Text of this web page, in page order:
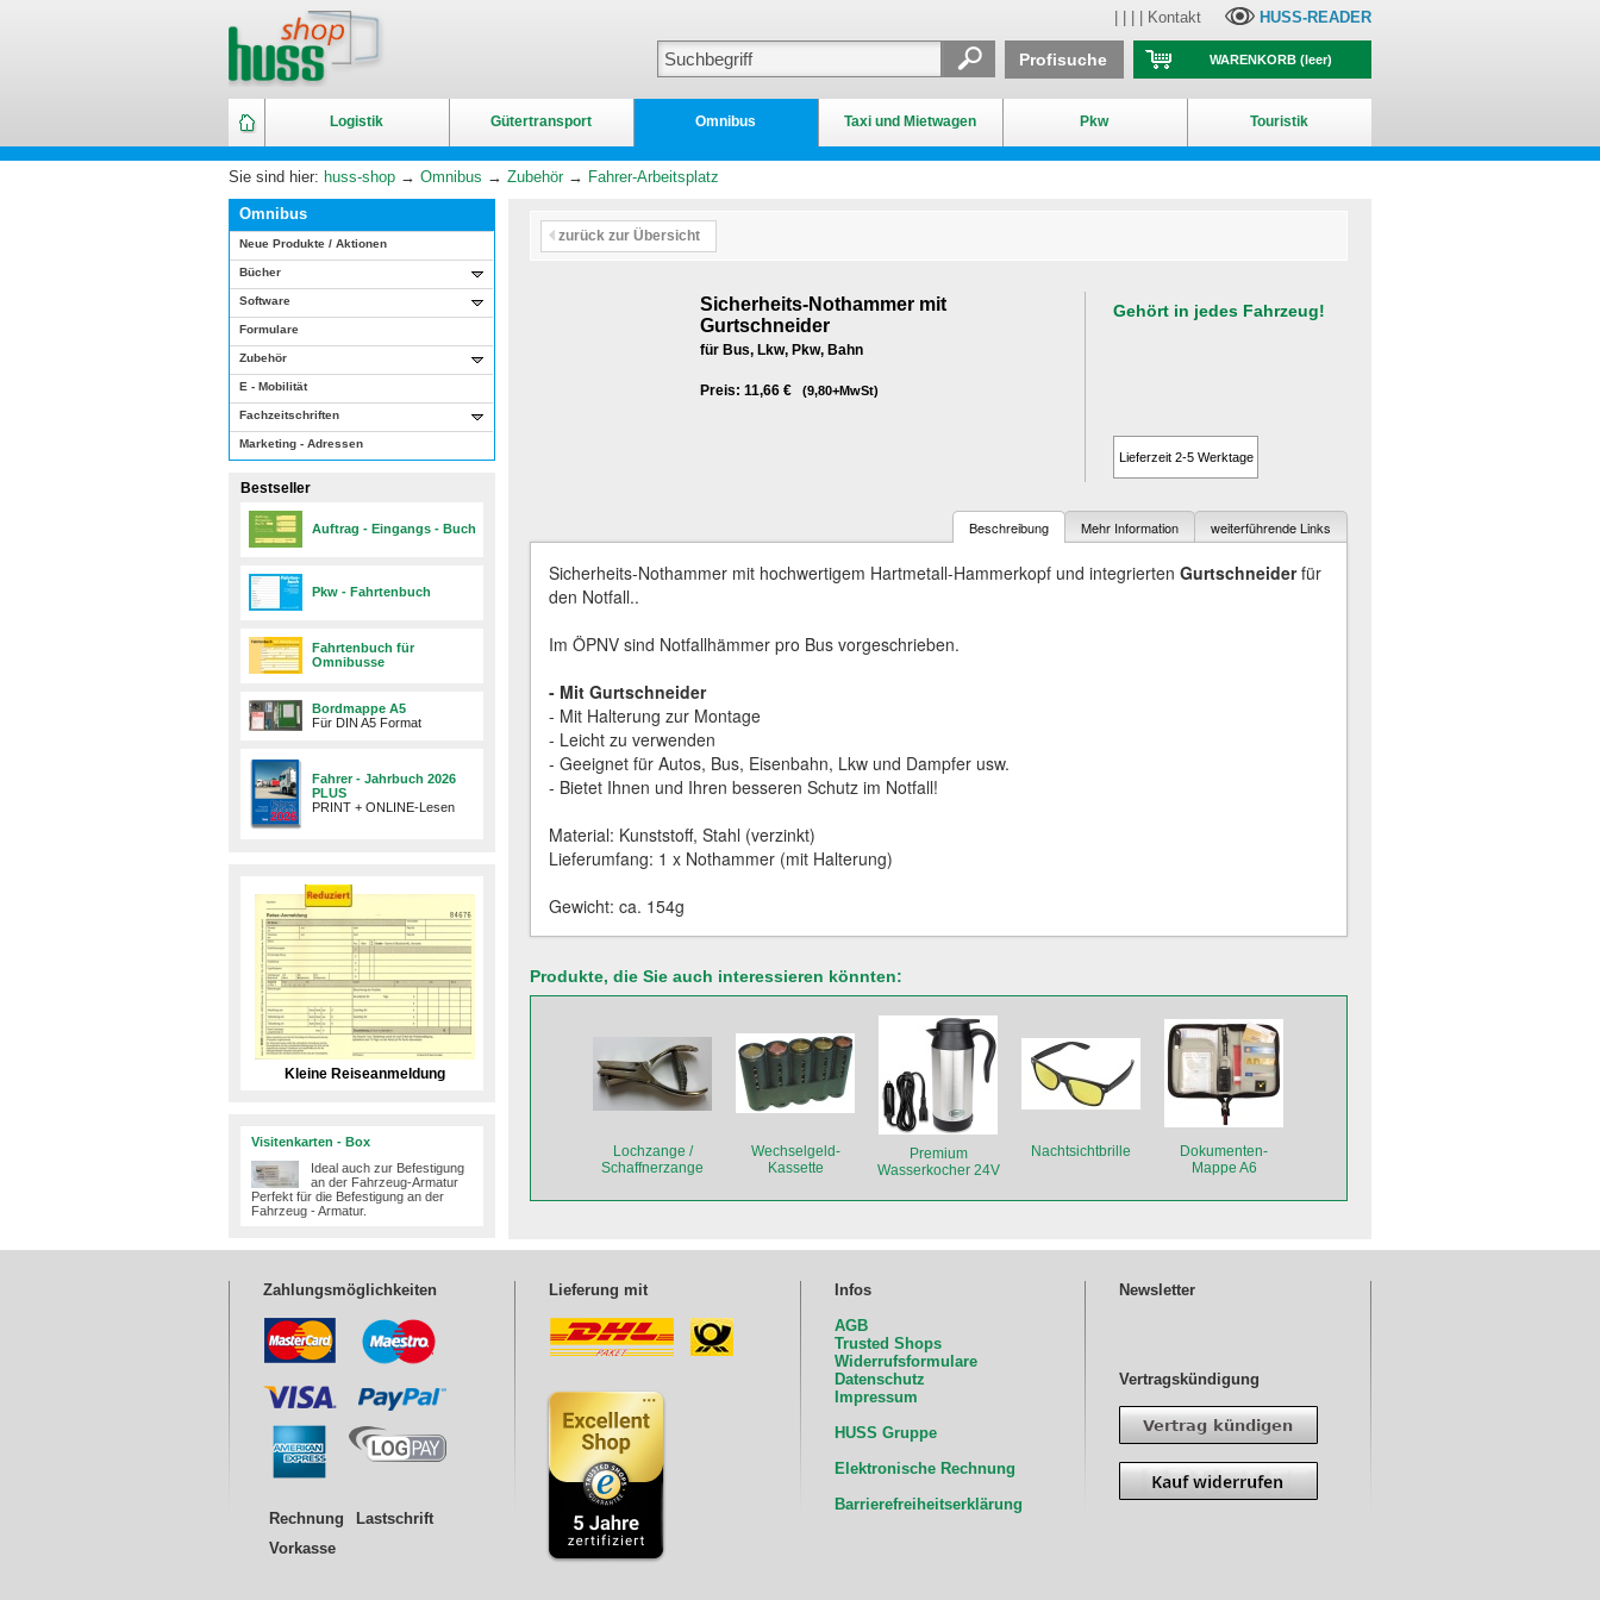
Logistik Gütertransport Omnibus Taxi und Mietwagen Pkw Touristik
Kontakt HUSS-READER
WARENKORB(leer)
Profisuche
Sie sind hier: huss-shop → Omnibus → Zubehör→ Fahrer-Arbeitsplatz
Omnibus
Neue Produkte / Aktionen
Bücher
Software
Formulare
Zubehör
E - Mobilität
Fachzeitschriften
Marketing - Adressen
Bestseller
Auftrag - Eingangs - Buch
Pkw - Fahrtenbuch
Fahrtenbuch für
Omnibusse
Bordmappe A5
Für DIN A5 Format
Fahrer - Jahrbuch 2026
PLUS
PRINT + ONLINE-Lesen
Kleine Reiseanmeldung
Visitenkarten - Box
Ideal auch zur Befestigung
an der Fahrzeug-Armatur
Perfekt für die Befestigung an der
Fahrzeug - Armatur.​
zurück zur Übersicht
Sicherheits-Nothammer mit
Gurtschneider
für Bus, Lkw, Pkw, Bahn
Preis: 11,66 € (9,80+MwSt)
Gehört in jedes Fahrzeug!
Lieferzeit 2-5 Werktage
Beschreibung Mehr Information weiterführende Links
Sicherheits-Nothammer mit hochwertigem Hartmetall-Hammerkopf und integrierten Gurtschneiderfür
den Notfall..
Im ÖPNV sind Notfallhämmer pro Bus vorgeschrieben.
- Mit Gurtschneider
- Mit Halterung zur Montage
- Leicht zu verwenden
- Geeignet für Autos, Bus, Eisenbahn, Lkw und Dampfer usw.
- Bietet Ihnen und Ihren besseren Schutz im Notfall!
Material: Kunststoff, Stahl (verzinkt)
Lieferumfang: 1 x Nothammer (mit Halterung)
Gewicht: ca. 154g
Produkte, die Sie auch interessieren könnten:
Lochzange /
Schaffnerzange
Wechselgeld-
Kassette
Premium
Wasserkocher 24V
Nachtsichtbrille
Dokumenten-
Mappe A6
Zahlungsmöglichkeiten
Rechnung
Lastschrift
Vorkasse
Lieferung mit
Infos
AGB
Trusted Shops
Widerrufsformulare
Datenschutz
Impressum
HUSS Gruppe
Elektronische Rechnung
Barrierefreiheitserklärung
Newsletter
Vertragskündigung